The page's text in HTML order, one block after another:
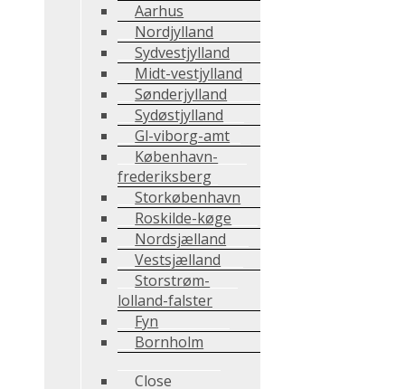
Aarhus
Nordjylland
Sydvestjylland
Midt-vestjylland
Sønderjylland
Sydøstjylland
Gl-viborg-amt
København-
frederiksberg
Storkøbenhavn
Roskilde-køge
Nordsjælland
Vestsjælland
Storstrøm-
lolland-falster
Fyn
Bornholm
Close